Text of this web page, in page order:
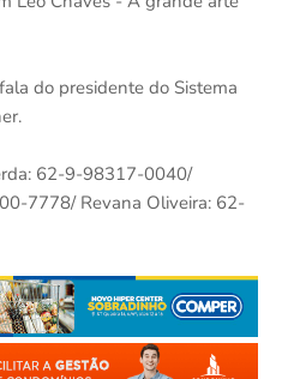
do presidente do Sistema
62-9-98317-0040/
7778/ Revana Oliveira: 62-